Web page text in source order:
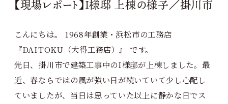
【現場レポート】I様邸 上棟の様子／掛川市
こんにちは。 1968年創業・浜松市の工務店
『DAITOKU（大得工務店）』 です。
先日、掛川市で建築工事中のI様邸が上棟しました。最
近、春ならではの風が強い日が続いていて少し心配し
ていましたが、当日は思っていた以上に静かな日でス